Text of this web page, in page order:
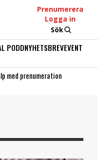
Prenumerera
Logga in
Sök
PODDNYHETSBREVEVENT
med prenumeration